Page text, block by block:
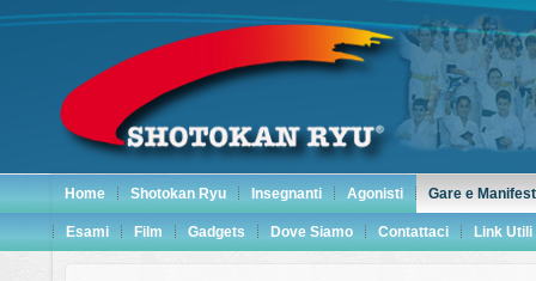
Home Shotokan Ryu Insegnanti Agonisti Gare e
Esami Film Gadgets Dove Siamo Contattaci Link Utili